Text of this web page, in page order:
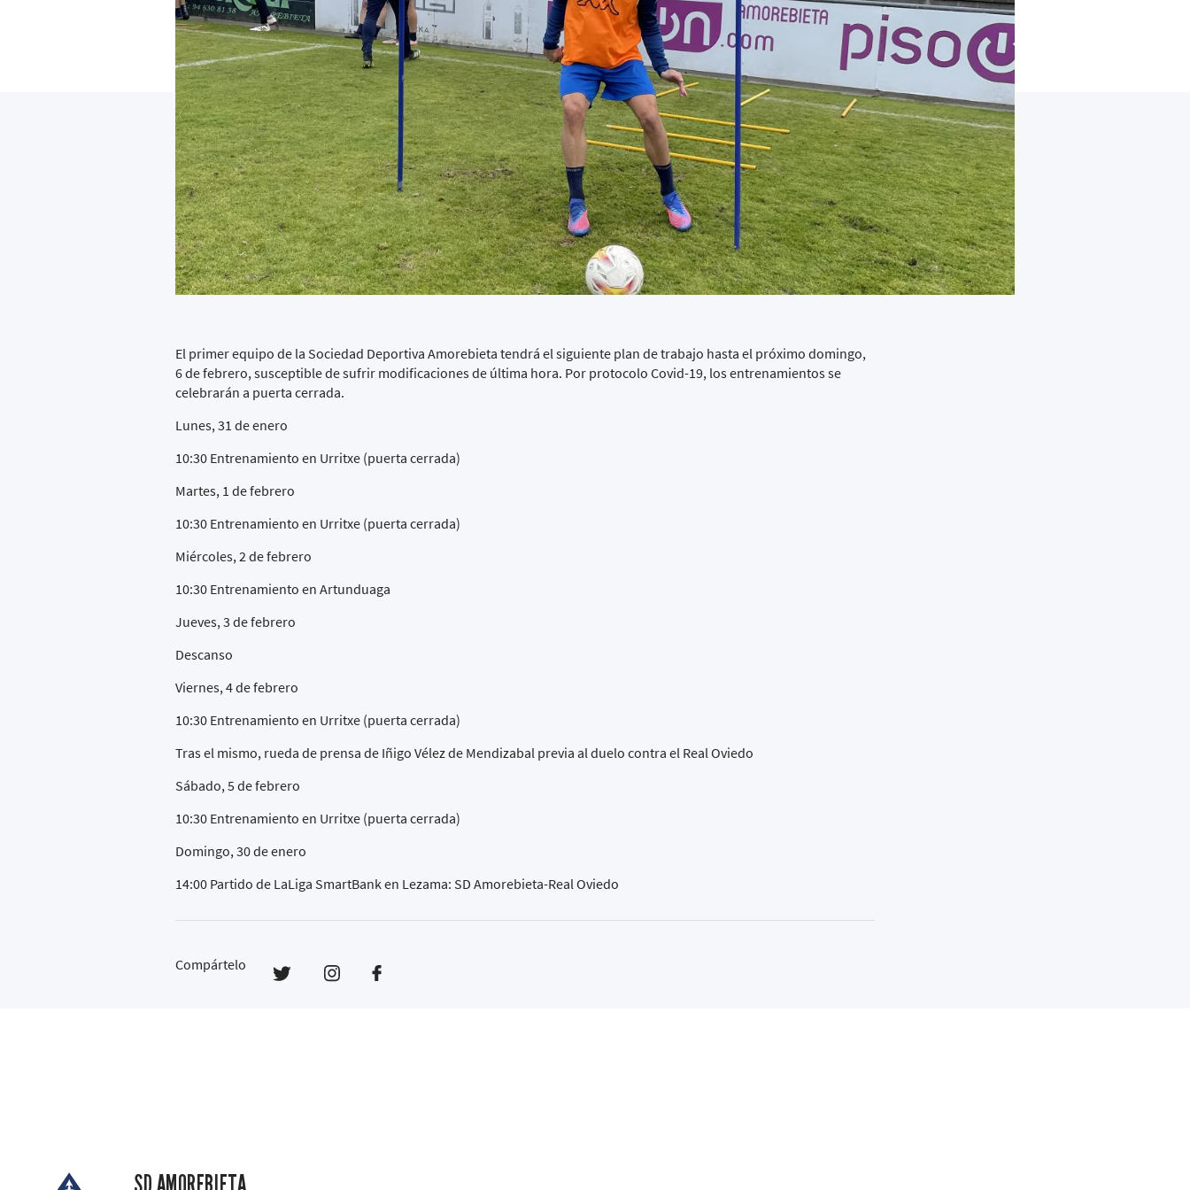
El primer equipo de la Sociedad Deportiva Amorebieta tendrá el siguiente plan de trabajo hasta el próximo domingo,
6 de febrero, susceptible de sufrir modificaciones de última hora. Por protocolo Covid-19, los entrenamientos se
celebrarán a puerta cerrada.
Lunes, 31 de enero
10:30 Entrenamiento en Urritxe (puerta cerrada)
Martes, 1 de febrero
10:30 Entrenamiento en Urritxe (puerta cerrada)
Miércoles, 2 de febrero
10:30 Entrenamiento en Artunduaga
Jueves, 3 de febrero
Descanso
Viernes, 4 de febrero
10:30 Entrenamiento en Urritxe (puerta cerrada)
Tras el mismo, rueda de prensa de Iñigo Vélez de Mendizabal previa al duelo contra el Real Oviedo
Sábado, 5 de febrero
10:30 Entrenamiento en Urritxe (puerta cerrada)
Domingo, 30 de enero
14:00 Partido de LaLiga SmartBank en Lezama: SD Amorebieta-Real Oviedo
Compártelo